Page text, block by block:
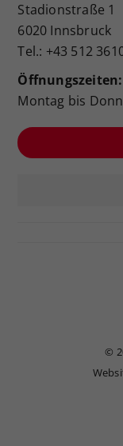
Stadionstraße 1
6020 Innsbruck
Tel.: +43 512
Öffnungszeiten:
Montag bis
©